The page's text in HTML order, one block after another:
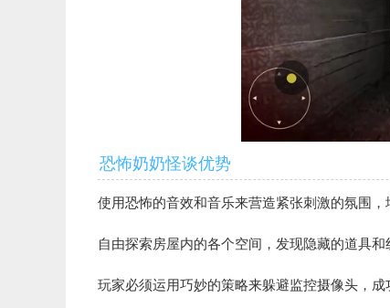
恐怖奶奶怪谈优势
使用恐怖的音效和音乐来营造紧张刺激的氛围，
自由探索房屋内的各个空间，发现隐藏的道具和
玩家必须运用巧妙的策略来躲避监控摄像头，成